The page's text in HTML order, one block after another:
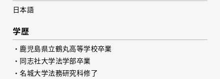
日本語
学歴
・鹿児島県立鶴丸高等学校卒業
・同志社大学法学部卒業
・名城大学法務研究科修了